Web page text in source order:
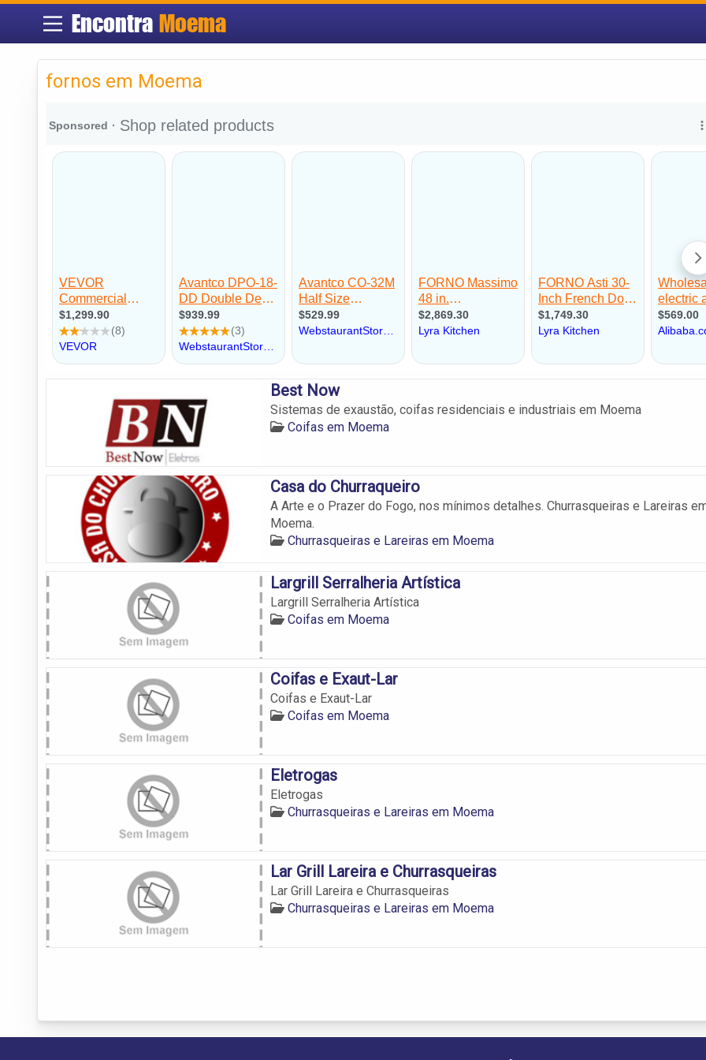
Encontra Moema
fornos em Moema
Best Now
Sistemas de exaustão, coifas residenciais e industriais em Moema
Coifas em Moema
Casa do Churraqueiro
A Arte e o Prazer do Fogo, nos mínimos detalhes. Churrasqueiras e Lareiras
Moema.
Churrasqueiras e Lareiras em Moema
Largrill Serralheria Artística
Largrill Serralheria Artística
Coifas em Moema
Coifas e Exaut-Lar
Coifas e Exaut-Lar
Coifas em Moema
Eletrogas
Eletrogas
Churrasqueiras e Lareiras em Moema
Lar Grill Lareira e Churrasqueiras
Lar Grill Lareira e Churrasqueiras
Churrasqueiras e Lareiras em Moema